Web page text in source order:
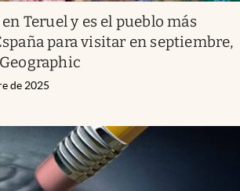
Teruel y es el pueblo más
para visitar en septiembre,
de 2025